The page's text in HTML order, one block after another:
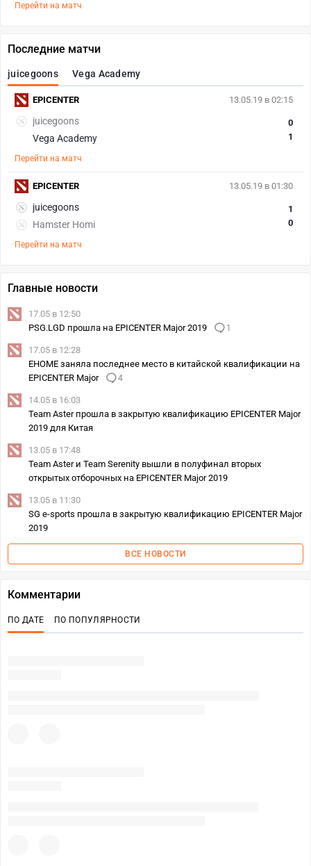
Перейти на матч
Последние матчи
juicegoons Vega Academy
13.05.19 в 02:15
juicegoons
Vega Academy
0
1
Перейти на матч
EPICENTER
13.05.19 в 01:30
juicegoons
Hamster Homi
1
0
Перейти на матч
EPICENTER
Главные новости
17.05 в 12:50
PSG.LGD прошла на EPICENTER Major 2019
1
17.05 в 12:28
EHOME заняла последнее место в китайской квалификации на
EPICENTER Major
4
14.05 в 16:03
Team Aster прошла в закрытую квалификацию EPICENTER Major
2019 для Китая
13.05 в 17:48
Team Aster и Team Serenity вышли в полуфинал вторых
открытых отборочных на EPICENTER Major 2019
13.05 в 11:30
SG e-sports прошла в закрытую квалификацию EPICENTER Major
2019
ВСЕ НОВОСТИ
Комментарии
ПО ДАТЕ ПО ПОПУЛЯРНОСТИ